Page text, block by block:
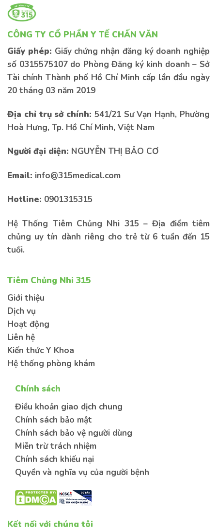
CÔNG TY CỔ PHẦN Y TẾ CHẤN VĂN
Giấy phép: Giấy chứng nhận đăng ký doanh nghiệp
số 0315575107 do Phòng Đăng ký kinh doanh – Sở
Tài chính Thành phố Hồ Chí Minh cấp lần đầu ngày
20 tháng 03 năm 2019
Địa chỉ trụ sở chính: 541/21 Sư Vạn Hạnh, Phường
Hoà Hưng, Tp. Hồ Chí Minh, Việt Nam
Người đại diện: NGUYỄN THỊ BẢO CƠ
Email: info@315medical.com
Hotline: 0901315315
Hệ Thống Tiêm Chủng Nhi 315 – Địa điểm tiêm
chủng uy tín dành riêng cho trẻ từ 6 tuần đến 15
tuổi.
Tiêm Chủng Nhi 315
Giới thiệu
Dịch vụ
Hoạt động
Liên hệ
Kiến thức Y Khoa
Hệ thống phòng khám
Chính sách
Điều khoản giao dịch chung
Chính sách bảo mật
Chính sách bảo vệ người dùng
Miễn trừ trách nhiệm
Chính sách khiếu nại
Quyền và nghĩa vụ của người bệnh
Kết nối với chúng tôi
Gửi thông tin